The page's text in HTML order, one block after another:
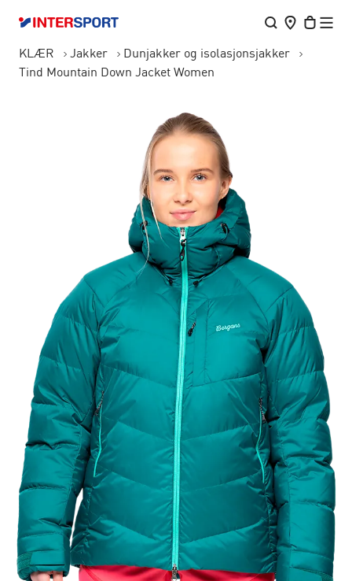
KLÆR Jakker
Dunjakker og isolasjonsjakker
Tind Mountain Down Jacket Women